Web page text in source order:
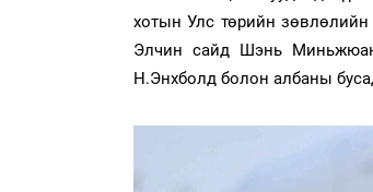
хотын Улс төрийн
Элчин сайд Шэнь
Н.Энхболд болон албаны